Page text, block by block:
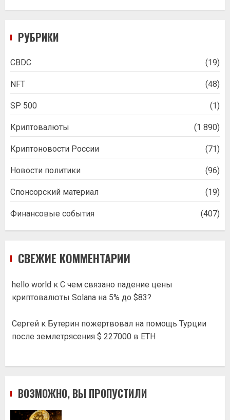
РУБРИКИ
CBDC (19)
NFT (48)
SP 500 (1)
Криптовалюты (1 890)
Криптоновости России (71)
Новости политики (96)
Спонсорский материал (19)
Финансовые события (407)
СВЕЖИЕ КОММЕНТАРИИ
hello world к С чем связано падение цены
криптовалюты Solana на 5% до $83?
Сергей к Бутерин пожертвовал на помощь Турции
после землетрясения $ 227000 в ETH
ВОЗМОЖНО, ВЫ ПРОПУСТИЛИ